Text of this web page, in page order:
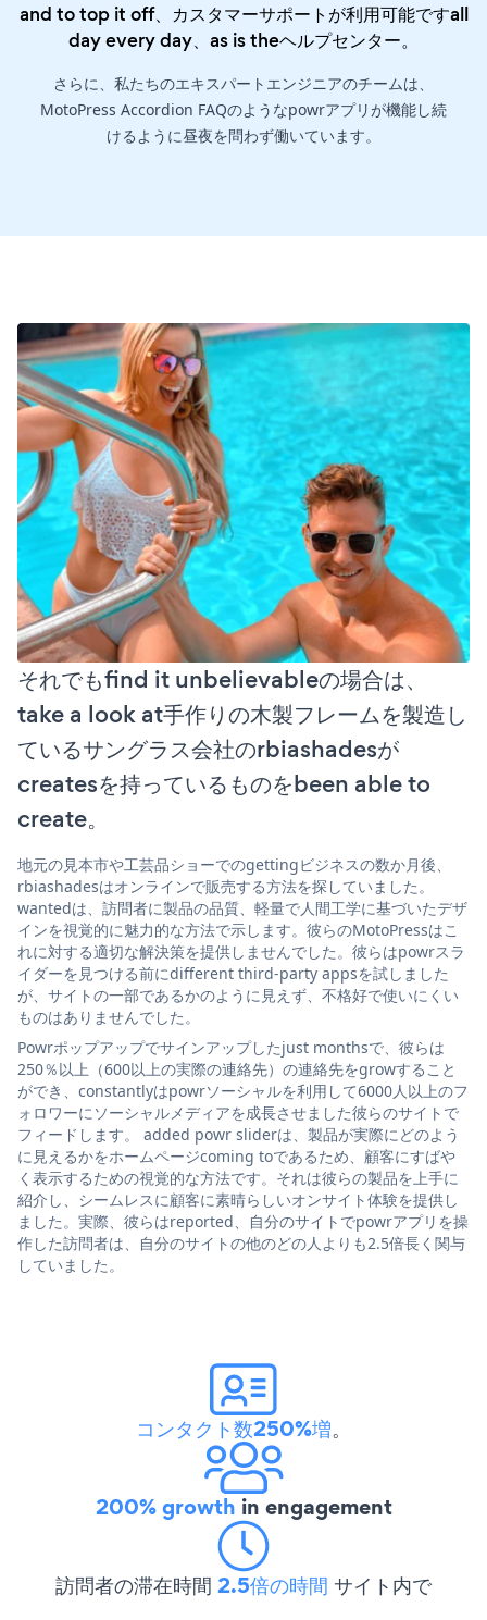
and to top it off、カスタマーサポートが利用可能ですall
day every day、as is theヘルプセンター。
さらに、私たちのエキスパートエンジニアのチームは、
MotoPress Accordion FAQのようなpowrアプリが機能し続
けるように昼夜を問わず働いています。
それでもfind it unbelievableの場合は、
take a look at手作りの木製フレームを製造し
ているサングラス会社のrbiashadesが
createsを持っているものをbeen able to
create。
地元の見本市や工芸品ショーでのgettingビジネスの数か月後、
rbiashadesはオンラインで販売する方法を探していました。
wantedは、訪問者に製品の品質、軽量で人間工学に基づいたデザ
インを視覚的に魅力的な方法で示します。彼らのMotoPressはこ
れに対する適切な解決策を提供しませんでした。彼らはpowrスラ
イダーを見つける前にdifferent third-party appsを試しました
が、サイトの一部であるかのように見えず、不格好で使いにくい
ものはありませんでした。
Powrポップアップでサインアップしたjust monthsで、彼らは
250％以上（600以上の実際の連絡先）の連絡先をgrowすること
ができ、constantlyはpowrソーシャルを利用して6000人以上のフ
ォロワーにソーシャルメディアを成長させました彼らのサイトで
フィードします。 added powr sliderは、製品が実際にどのよう
に見えるかをホームページcoming toであるため、顧客にすばや
く表示するための視覚的な方法です。それは彼らの製品を上手に
紹介し、シームレスに顧客に素晴らしいオンサイト体験を提供し
ました。実際、彼らはreported、自分のサイトでpowrアプリを操
作した訪問者は、自分のサイトの他のどの人よりも2.5倍長く関与
していました。
コンタクト数250%増。
200% growth in engagement
訪問者の滞在時間 2.5倍の時間 サイト内で